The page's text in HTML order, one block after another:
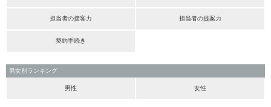
担当者の接客力 担当者の提案力
契約手続き
男女別ランキング
男性 女性